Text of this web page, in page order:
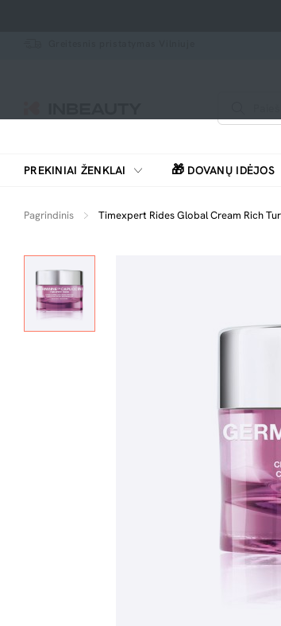
PREKINIAI ŽENKLAI 🎁 DOVANŲ IDĖJOS
Pagrindinis Timexpert Rides Global Cream Rich